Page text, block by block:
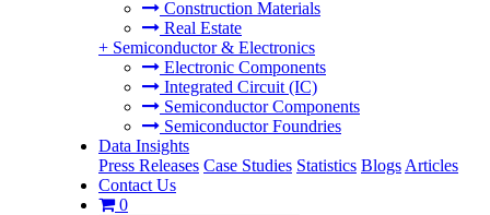
Construction Materials
Real Estate
+ Semiconductor & Electronics
Electronic Components
Integrated Circuit (IC)
Semiconductor Components
Semiconductor Foundries
Data Insights
Press Releases Case Studies Statistics Blogs Articles
Contact Us
0